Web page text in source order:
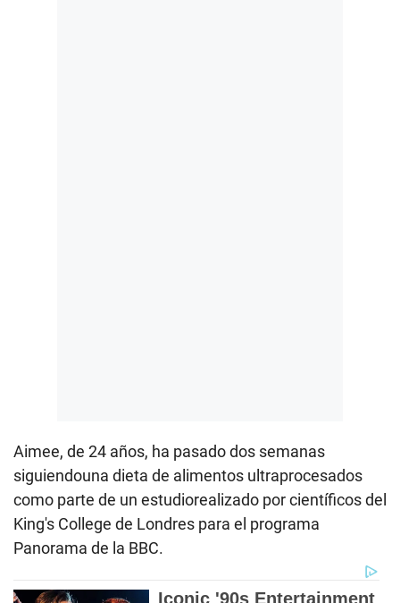
Aimee, de 24 años, ha pasado dos semanas
siguiendouna dieta de alimentos ultraprocesados
como parte de un estudiorealizado por científicos del
King's College de Londres para el programa
Panorama de la BBC.